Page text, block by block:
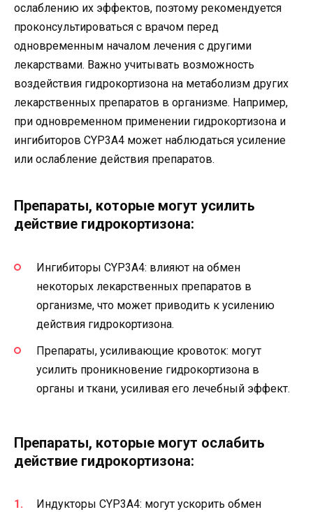
ослаблению их эффектов, поэтому рекомендуется
проконсультироваться с врачом перед
одновременным началом лечения с другими
лекарствами. Важно учитывать возможность
воздействия гидрокортизона на метаболизм других
лекарственных препаратов в организме. Например,
при одновременном применении гидрокортизона и
ингибиторов CYP3A4 может наблюдаться усиление
или ослабление действия препаратов.
Препараты, которые могут усилить
действие гидрокортизона:
Ингибиторы CYP3A4: влияют на обмен
некоторых лекарственных препаратов в
организме, что может приводить к усилению
действия гидрокортизона.
Препараты, усиливающие кровоток: могут
усилить проникновение гидрокортизона в
органы и ткани, усиливая его лечебный эффект.
Препараты, которые могут ослабить
действие гидрокортизона:
Индукторы CYP3A4: могут ускорить обмен